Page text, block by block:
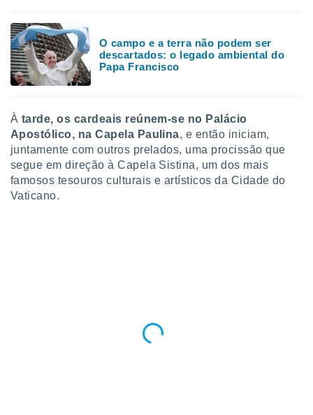
ou opor-
qualquer
em “
na
o
de
O campo e a terra não podem ser
descartados: o legado ambiental do
Papa Francisco
À tarde, os cardeais reúnem-se no Palácio
Apostólico, na Capela Paulina, e então iniciam,
juntamente com outros prelados, uma procissão que
segue em direção à Capela Sistina, um dos mais
famosos tesouros culturais e artísticos da Cidade do
Vaticano.